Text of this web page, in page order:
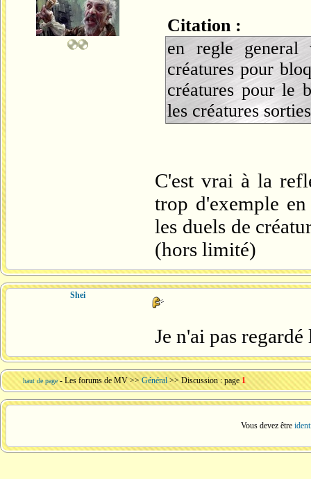
Citation :
en regle
créatures pour
créatures pour le
les créatures
C'est vrai à la
trop d'exemple
les duels de
(hors limité)
Shei
Je n'ai pas regardé
haut de page -Les forums de MV>>Général>> Discussion : page 1
Vous devez être